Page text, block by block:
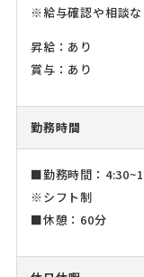
※給与確認や相談
昇給：あり
賞与：あり
勤務時間
■勤務時間：
※シフト制
■休憩：60分